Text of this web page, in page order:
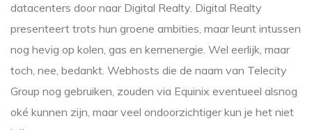
datacenters door naar Digital Realty. Digital Realty
presenteert trots hun groene ambities, maar leunt intussen
nog hevig op kolen, gas en kernenergie. Wel eerlijk, maar
toch, nee, bedankt. Webhosts die de naam van Telecity
Group nog gebruiken, zouden via Equinix eventueel alsnog
oké kunnen zijn, maar veel ondoorzichtiger kun je het niet